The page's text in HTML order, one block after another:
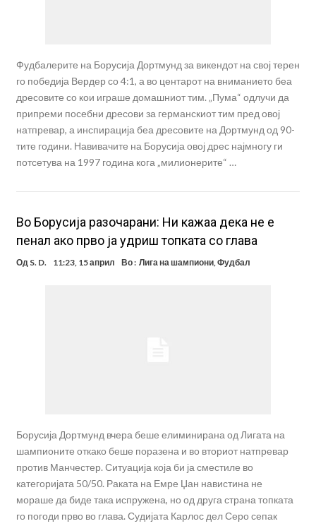
Фудбалерите на Борусија Дортмунд за викендот на свој терен
го победија Вердер со 4:1, а во центарот на вниманието беа
дресовите со кои играше домашниот тим. „Пума“ одлучи да
припреми посебни дресови за германскиот тим пред овој
натпревар, а инспирација беа дресовите на Дортмунд од 90-
тите години. Навивачите на Борусија овој дрес најмногу ги
потсетува на 1997 година кога „милионерите“ …
Во Борусија разочарани: Ни кажаа дека не е
пенал ако прво ја удриш топката со глава
Од S. D. 11:23, 15 април Во : Лига на шампиони,Фудбал
Борусија Дортмунд вчера беше елиминирана од Лигата на
шампионите откако беше поразена и во вториот натпревар
против Манчестер. Ситуација која би ја сместиле во
категоријата 50/50. Раката на Емре Џан навистина не
мораше да биде така испружена, но од друга страна топката
го погоди прво во глава. Судијата Карлос дел Серо сепак